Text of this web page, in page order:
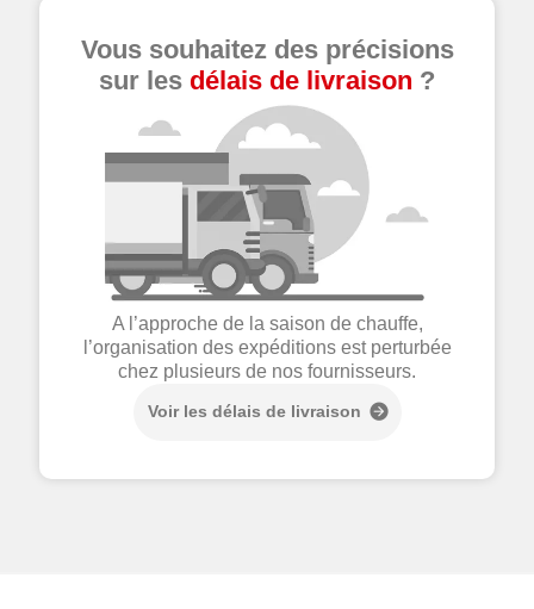
Vous souhaitez des précisions
sur les délais de livraison ?
A l’approche de la saison de chauffe,
l’organisation des expéditions est perturbée
chez plusieurs de nos fournisseurs.
Voir les délais de livraison